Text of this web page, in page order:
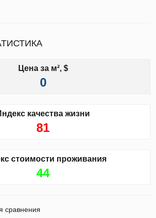
Цена за м², $
0
качества жизни
81
стоимости проживания
44
сравнения